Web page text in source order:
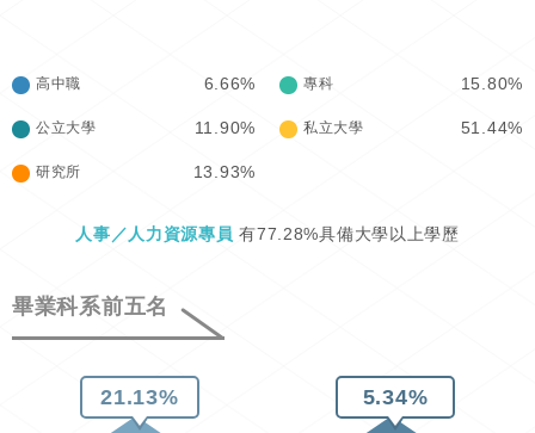
高中職 6.66% 專科 15.80%
公立大學 11.90% 私立大學 51.44%
研究所 13.93%
人事／人力資源專員 有77.28%具備大學以上學歷
畢業科系前五名
21.13% 5.34%